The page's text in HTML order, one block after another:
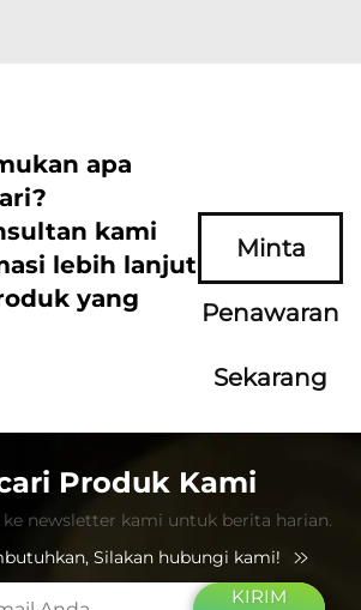
apa
kami
lebih lanjut
yang
Minta
Penawaran
Sekarang
Produk Kami
newsletter kami untuk berita harian.
Silakan hubungi kami!
KIRIM